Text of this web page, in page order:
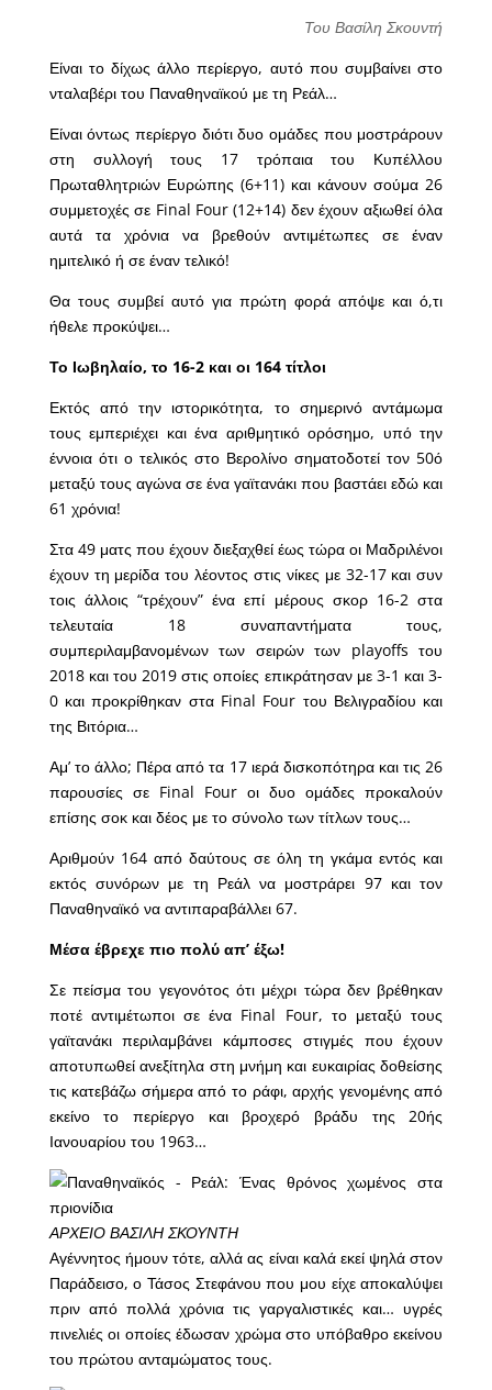
Του Βασίλη Σκουντή
Είναι το δίχως άλλο περίεργο, αυτό που συμβαίνει στο
νταλαβέρι του Παναθηναϊκού με τη Ρεάλ…
Είναι όντως περίεργο διότι δυο ομάδες που μοστράρουν
στη συλλογή τους 17 τρόπαια του Κυπέλλου
Πρωταθλητριών Ευρώπης (6+11) και κάνουν σούμα 26
συμμετοχές σε Final Four (12+14) δεν έχουν αξιωθεί όλα
αυτά τα χρόνια να βρεθούν αντιμέτωπες σε έναν
ημιτελικό ή σε έναν τελικό!
Θα τους συμβεί αυτό για πρώτη φορά απόψε και ό,τι
ήθελε προκύψει…
Το Ιωβηλαίο, το 16-2 και οι 164 τίτλοι
Εκτός από την ιστορικότητα, το σημερινό αντάμωμα
τους εμπεριέχει και ένα αριθμητικό ορόσημο, υπό την
έννοια ότι ο τελικός στο Βερολίνο σηματοδοτεί τον 50ό
μεταξύ τους αγώνα σε ένα γαϊτανάκι που βαστάει εδώ και
61 χρόνια!
Στα 49 ματς που έχουν διεξαχθεί έως τώρα οι Μαδριλένοι
έχουν τη μερίδα του λέοντος στις νίκες με 32-17 και συν
τοις άλλοις “τρέχουν” ένα επί μέρους σκορ 16-2 στα
τελευταία 18 συναπαντήματα τους,
συμπεριλαμβανομένων των σειρών των playoffs του
2018 και του 2019 στις οποίες επικράτησαν με 3-1 και 3-
0 και προκρίθηκαν στα Final Four του Βελιγραδίου και
της Βιτόρια…
Αμ’ το άλλο; Πέρα από τα 17 ιερά δισκοπότηρα και τις 26
παρουσίες σε Final Four οι δυο ομάδες προκαλούν
επίσης σοκ και δέος με το σύνολο των τίτλων τους…
Αριθμούν 164 από δαύτους σε όλη τη γκάμα εντός και
εκτός συνόρων με τη Ρεάλ να μοστράρει 97 και τον
Παναθηναϊκό να αντιπαραβάλλει 67.
Μέσα έβρεχε πιο πολύ απ’ έξω!
Σε πείσμα του γεγονότος ότι μέχρι τώρα δεν βρέθηκαν
ποτέ αντιμέτωποι σε ένα Final Four, το μεταξύ τους
γαϊτανάκι περιλαμβάνει κάμποσες στιγμές που έχουν
αποτυπωθεί ανεξίτηλα στη μνήμη και ευκαιρίας δοθείσης
τις κατεβάζω σήμερα από το ράφι, αρχής γενομένης από
εκείνο το περίεργο και βροχερό βράδυ της 20ής
Ιανουαρίου του 1963…
ΑΡΧΕΙΟ ΒΑΣΙΛΗ ΣΚΟΥΝΤΗ
Αγέννητος ήμουν τότε, αλλά ας είναι καλά εκεί ψηλά στον
Παράδεισο, ο Τάσος Στεφάνου που μου είχε αποκαλύψει
πριν από πολλά χρόνια τις γαργαλιστικές και… υγρές
πινελιές οι οποίες έδωσαν χρώμα στο υπόβαθρο εκείνου
του πρώτου ανταμώματος τους.